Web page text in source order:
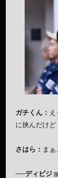
ガチくん：
に挟んだけど
さはら： ま
──ディビジ